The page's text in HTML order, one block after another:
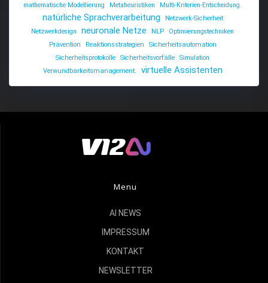
mathematische Modellierung Metaheuristiken Multi-Kriterien-Entscheidung.
natürliche Sprachverarbeitung
Netzwerk-Sicherheit
Netzwerkdesign
neuronale Netze NLP
Optimierungstechniken
Prävention
Reaktionsstrategien
Sicherheitsautomation
Sicherheitsprotokolle
Sicherheitsvorfälle
Simulation
Verwundbarkeitsmanagement.
virtuelle Assistenten
Menu
AI NEWS
IMPRESSUM
KONTAKT
NEWSLETTER